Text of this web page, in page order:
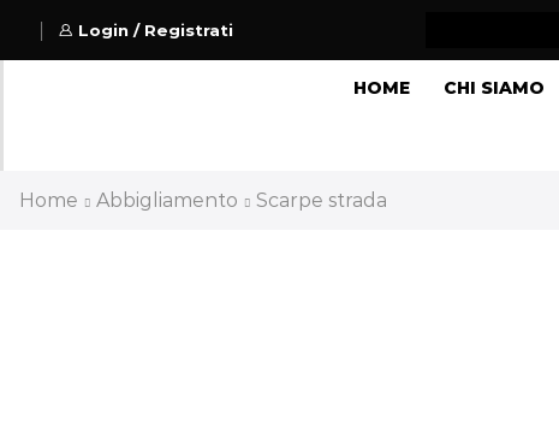
Login / Registrati
HOME CHI SIAMO
Home Abbigliamento Scarpe strada